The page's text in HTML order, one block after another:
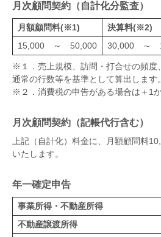
月次顧問契約（自計化分監査）
月額顧問料(※1)
決算料(※2)
15,000 ～ 50,000
30,000 ～
※１．売上規模、訪問・打合せの頻度
通常の行数等を基準として算出します。
※２．消費税の申告がある場合は＋1
月次顧問契約（記帳代行含む）
上記（自計化）料金に、月額顧問料
いたします。
年一確定申告
事業所得・不動産所得
不動産譲渡所得